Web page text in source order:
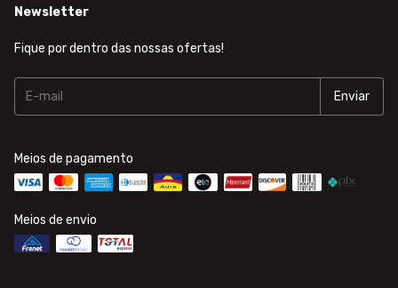
Newsletter
Fique por dentro das nossas ofertas!
Meios de pagamento
Meios de envio